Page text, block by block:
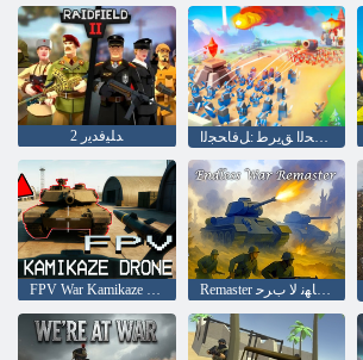
2 ﺪﻠﻴﻓﺪﻳﺭ ﺏﺮﺤﻟﺍ ﻖﻳﺮﻃ :ﻞﻓﺎﺤﺠﻟﺍ